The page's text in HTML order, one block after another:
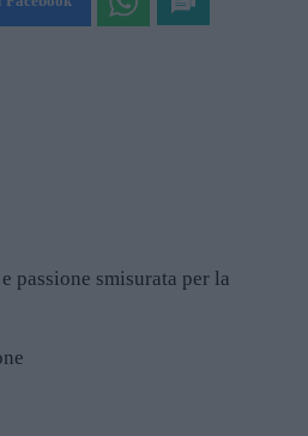
passione smisurata per la